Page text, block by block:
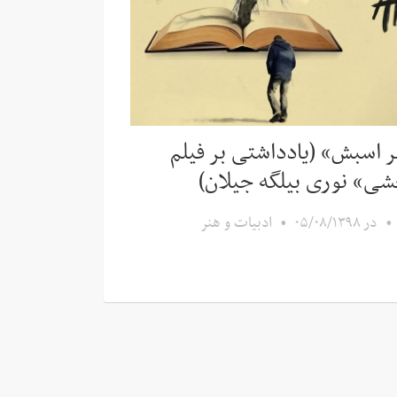
اسبش» (یادداشتی بر فیلم
نوری بیلگه جیلان)
• در۰۵/۰۸/۱۳۹۸ • ادبیات و هنر